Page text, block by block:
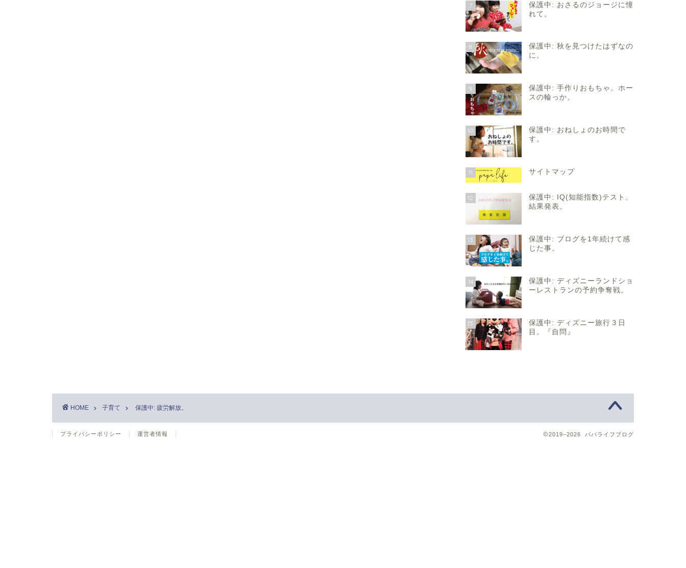
7
保護中: おさるのジョージに憧
れて。
8
保護中: 秋を見つけたはずなの
に。
9
保護中: 手作りおもちゃ。ホー
スの輪っか。
10
保護中: おねしょのお時間で
す。
11 サイトマップ
12
保護中: IQ(知能指数)テスト、
結果発表。
13
保護中: ブログを1年続けて感
じた事。
14
保護中: ディズニーランドショ
ーレストランの予約争奪戦。
15
保護中: ディズニー旅行３日
目。『自問』
HOME 子育て 保護中: 疲労解放。
プライバシーポリシー 運営者情報 2019–2026 パパライフブログ